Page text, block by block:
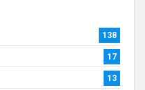
138
17
13